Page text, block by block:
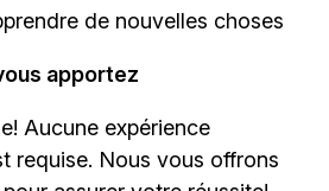
de nouvelles choses
apportez
Aucune expérience
requise. Nous vous offrons